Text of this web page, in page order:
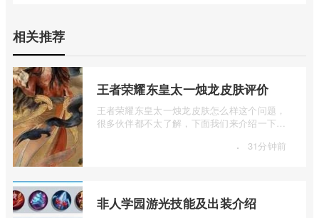
相关推荐
王者荣耀东皇太一烛龙皮肤评价
王者荣耀东皇太一烛龙皮肤怎么样这个问题，
很多伙伴都不太了解，下面我们来介绍一下王
· 31分钟前
非人学园游光技能及出装介绍